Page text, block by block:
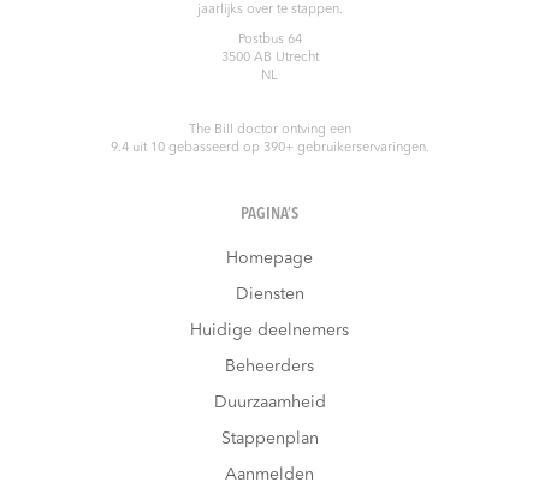
jaarlijks over te stappen.
Postbus 64
3500 AB Utrecht
NL
The Bill doctorontving een
9.4uit 10gebasseerd op 390+ gebruikerservaringen.
PAGINA’S
Homepage
Diensten
Huidige deelnemers
Beheerders
Duurzaamheid
Stappenplan
Aanmelden